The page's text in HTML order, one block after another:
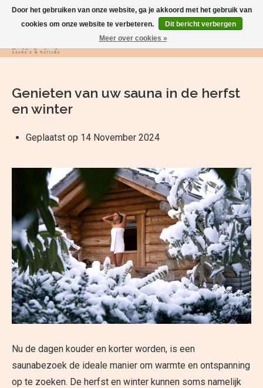
Verlanglijst
Genieten van uw sauna in de herfst
en winter
Geplaatst op 14 November 2024
Nu de dagen kouder en korter worden, is een
saunabezoek de ideale manier om warmte en ontspanning
op te zoeken. De herfst en winter kunnen soms namelijk
Door het gebruiken van onze website, ga je akkoord met het gebruik van
cookies om onze website te verbeteren.
Dit bericht verbergen
Meer over cookies »